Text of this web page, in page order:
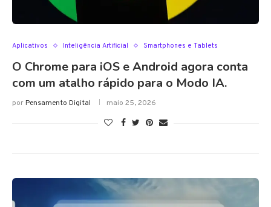
Aplicativos Inteligência Artificial Smartphones e Tablets
O Chrome para iOS e Android agora conta
com um atalho rápido para o Modo IA.
porPensamento Digital maio 25, 2026